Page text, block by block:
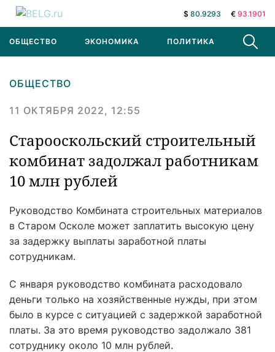
$ 80.9293 € 93.1901
ОБЩЕСТВО ЭКОНОМИКА ПОЛИТИКА В МИРЕ
ОБЩЕСТВО
11 ОКТЯБРЯ 2022, 12:55
Старооскольский строительный
комбинат задолжал работникам
10 млн рублей
Руководство Комбината строительных материалов
в Старом Осколе может заплатить высокую цену
за задержку выплаты заработной платы
сотрудникам.
С января руководство комбината расходовало
деньги только на хозяйственные нужды, при этом
было в курсе с ситуацией с задержкой заработной
платы. За это время руководство задолжало 381
сотруднику около 10 млн рублей.